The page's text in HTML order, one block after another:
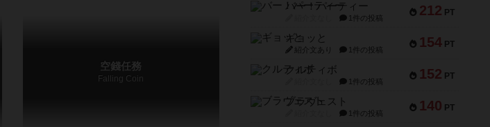
空錢任務
Falling Coin
212 PT
バー！パーティー
1件の投稿
154 PT
ギョッと
紹介文あり 1件の投稿
152 PT
クルティボ
1件の投稿
140 PT
ブラヴェスト
1件の投稿